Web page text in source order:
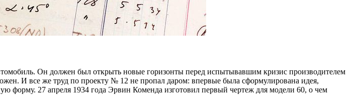
Он должен был открыть новые горизонты перед испытывавшим кризис производителем
И все же труд по проекту № 12 не пропал даром: впервые была сформулирована идея,
форму. 27 апреля 1934 года Эрвин Коменда изготовил первый чертеж для модели 60, о чем